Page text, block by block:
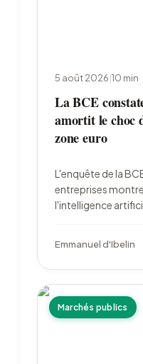
5 août 2026|10 min
La BCE
amortit le choc
zone euro
L'enquête de la
entreprises
l'intelligence
restent en retrait :
39 % en zone euro.
Emmanuel d'Ibelin
Marchés publics